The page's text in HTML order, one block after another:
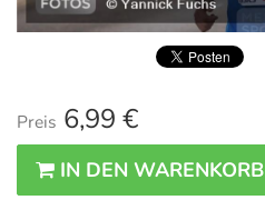
Preis 6,99 €
IN DEN WARENKORB